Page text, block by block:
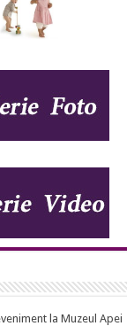
la Muzeul Apei